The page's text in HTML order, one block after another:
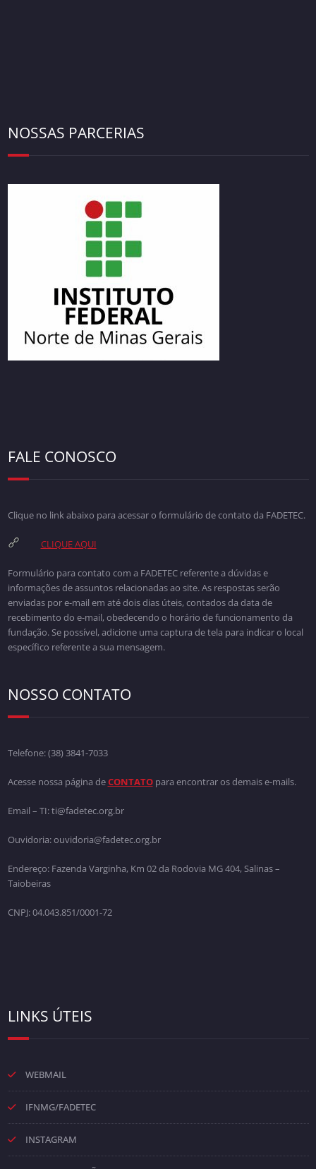
NOSSAS PARCERIAS
FALE CONOSCO
Clique no link abaixo para acessar o formulário de contato da FADETEC.
CLIQUE AQUI
Formulário para contato com a FADETEC referente a dúvidas e
informações de assuntos relacionadas ao site. As respostas serão
enviadas por e-mail em até dois dias úteis, contados da data de
recebimento do e-mail, obedecendo o horário de funcionamento da
fundação. Se possível, adicione uma captura de tela para indicar o local
específico referente a sua mensagem.
NOSSO CONTATO
Telefone:(38) 3841-7033
Acesse nossa página deCONTATO para encontrar os demais e-mails.
Email – TI: ti@fadetec.org.br
Ouvidoria: ouvidoria@fadetec.org.br
Endereço: Fazenda Varginha, Km 02 da Rodovia MG 404, Salinas –
Taiobeiras
CNPJ: 04.043.851/0001-72
LINKS ÚTEIS
WEBMAIL
IFNMG/FADETEC
INSTAGRAM